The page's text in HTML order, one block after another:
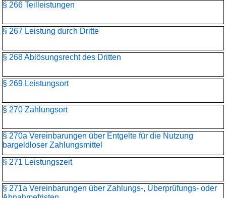
§ 266 Teilleistungen
§ 267 Leistung durch Dritte
§ 268 Ablösungsrecht des Dritten
§ 269 Leistungsort
§ 270 Zahlungsort
§ 270a Vereinbarungen über Entgelte für die Nutzung
bargeldloser Zahlungsmittel
§ 271 Leistungszeit
§ 271a Vereinbarungen über Zahlungs-, Überprüfungs- oder